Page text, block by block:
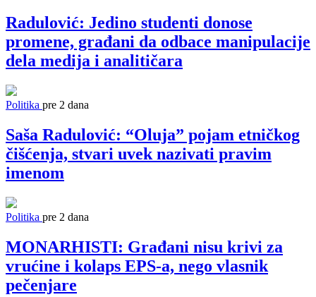
Radulović: Jedino studenti donose
promene, građani da odbace manipulacije
dela medija i analitičara
Politika pre 2 dana
Saša Radulović: “Oluja” pojam etničkog
čišćenja, stvari uvek nazivati pravim
imenom
Politika pre 2 dana
MONARHISTI: Građani nisu krivi za
vrućine i kolaps EPS-a, nego vlasnik
pečenjare